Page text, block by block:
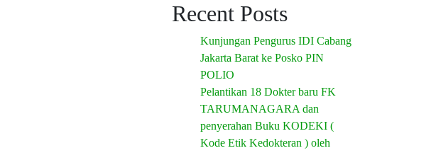
Recent Posts
Kunjungan Pengurus IDI Cabang
Jakarta Barat ke Posko PIN
POLIO
Pelantikan 18 Dokter baru FK
TARUMANAGARA dan
penyerahan Buku KODEKI (
Kode Etik Kedokteran ) oleh